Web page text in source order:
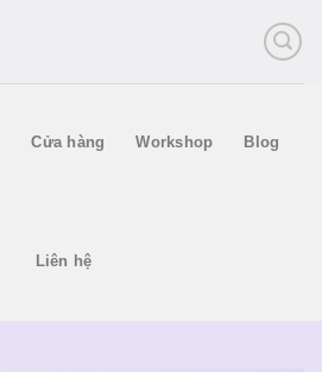
Cửa hàng Workshop Blog
Liên hệ